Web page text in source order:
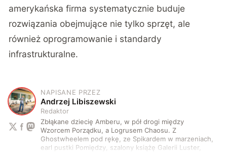
amerykańska firma systematycznie buduje
rozwiązania obejmujące nie tylko sprzęt, ale
również oprogramowanie i standardy
infrastrukturalne.
A
NAPISANE PRZEZ
Andrzej Libiszewski
Redaktor
Zbłąkane dziecię Amberu, w pół drogi między
Wzorcem Porządku, a Logrusem Chaosu. Z
Ghostwheelem pod rękę, ze Spikardem w marzeniach,
earl pustki Pomiędzy, szalony książę Galerii Luster,